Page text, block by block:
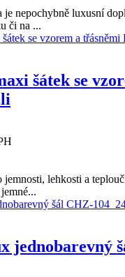
je nepochybně luxusní
či na ...
šátek se
jemnosti, lehkosti a
jednobarevný